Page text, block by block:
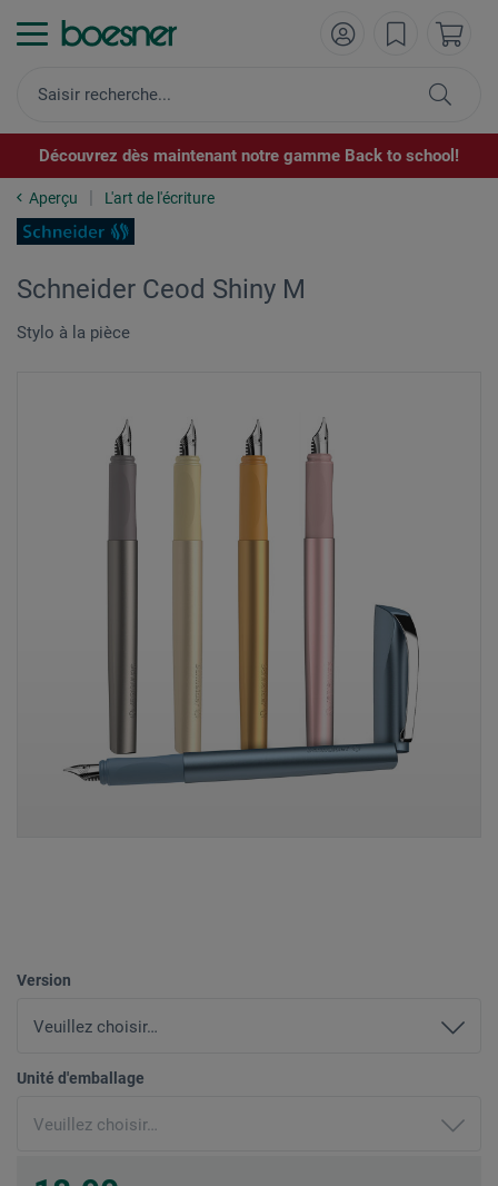
Découvrez dès maintenant notre gamme Back to school!
Aperçu L'art de l'écriture
Schneider Ceod Shiny M
Stylo à la pièce
Version
Unité d'emballage